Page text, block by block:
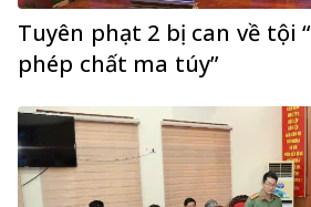
Tuyên phạt 2 bị can về tội
phép chất ma túy”